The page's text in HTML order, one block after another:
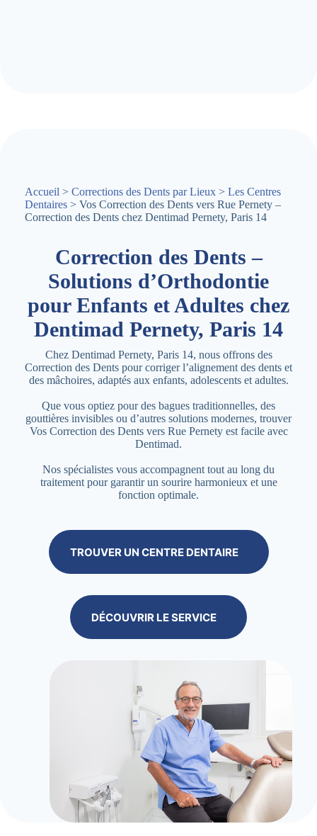
Accueil > Corrections des Dents par Lieux > Les Centres
Dentaires > Vos Correction des Dents vers Rue Pernety –
Correction des Dents chez Dentimad Pernety, Paris 14
Correction des Dents –
Solutions d’Orthodontie
pour Enfants et Adultes chez
Dentimad Pernety, Paris 14
Chez Dentimad Pernety, Paris 14, nous offrons des
Correction des Dents pour corriger l’alignement des dents et
des mâchoires, adaptés aux enfants, adolescents et adultes.
Que vous optiez pour des bagues traditionnelles, des
gouttières invisibles ou d’autres solutions modernes, trouver
Vos Correction des Dents vers Rue Pernety est facile avec
Dentimad.
Nos spécialistes vous accompagnent tout au long du
traitement pour garantir un sourire harmonieux et une
fonction optimale.
TROUVER UN CENTRE DENTAIRE
DÉCOUVRIR LE SERVICE